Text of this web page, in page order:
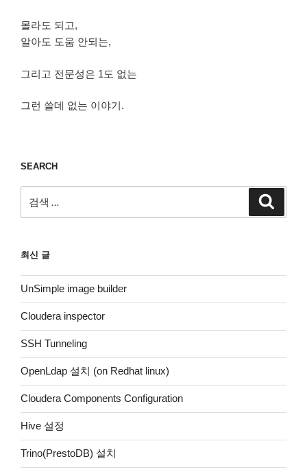
몰라도 되고,
알아도 도움 안되는,
그리고 전문성은 1도 없는
그런 쓸데 없는 이야기.
SEARCH
색:
최신 글
UnSimple image builder
Cloudera inspector
SSH Tunneling
OpenLdap 설치 (on Redhat linux)
Cloudera Components Configuration
Hive 설정
Trino(PrestoDB) 설치